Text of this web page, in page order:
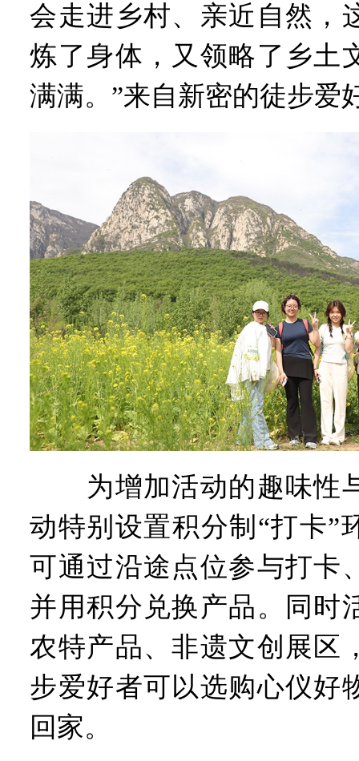
会走进乡村、亲近自然，
炼了身体，又领略了乡土
满满。”来自新密的徒步爱
为增加活动的趣味性
动特别设置积分制“打卡”
可通过沿途点位参与打卡
并用积分兑换产品。同时
农特产品、非遗文创展区
步爱好者可以选购心仪好
回家。